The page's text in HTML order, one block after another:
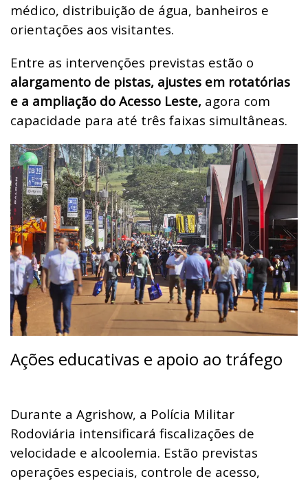
médico, distribuição de água, banheiros e
orientações aos visitantes.
Entre as intervenções previstas estão o
alargamento de pistas, ajustes em rotatórias
e a ampliação do Acesso Leste, agora com
capacidade para até três faixas simultâneas.
Ações educativas e apoio ao tráfego
Durante a Agrishow, a Polícia Militar
Rodoviária intensificará fiscalizações de
velocidade e alcoolemia. Estão previstas
operações especiais, controle de acesso,